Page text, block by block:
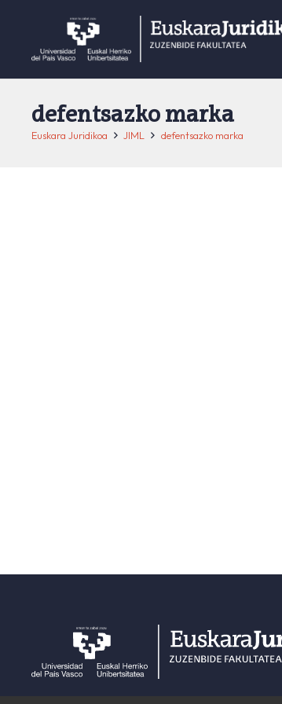
defentsazko marka
Euskara Juridikoa JIML defentsazko marka